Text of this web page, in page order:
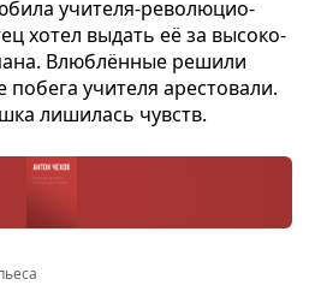
учи­теля-рево­лю­ци­о­
хотел выдать её за высо­ко­
Влю­блён­ные решили
учи­теля аре­сто­вали.
лиши­лась чувств.